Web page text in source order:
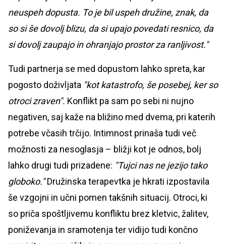
neuspeh dopusta. To je bil uspeh družine, znak, da
so si še dovolj blizu, da si upajo povedati resnico, da
si dovolj zaupajo in ohranjajo prostor za ranljivost."
Tudi partnerja se med dopustom lahko spreta, kar
pogosto doživljata "kot katastrofo, še posebej, ker so
otroci zraven". Konflikt pa sam po sebi ni nujno
negativen, saj kaže na bližino med dvema, pri katerih
potrebe včasih trčijo. Intimnost prinaša tudi več
možnosti za nesoglasja – bližji kot je odnos, bolj
lahko drugi tudi prizadene: "Tujci nas ne jezijo tako
globoko."Družinska terapevtka je hkrati izpostavila
še vzgojni in učni pomen takšnih situacij. Otroci, ki
so priča spoštljivemu konfliktu brez kletvic, žalitev,
poniževanja in sramotenja ter vidijo tudi končno